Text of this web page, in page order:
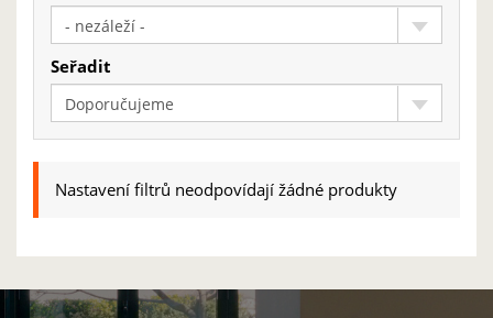
- nezáleží -
Seřadit
Doporučujeme
Nastavení filtrů neodpovídají žádné produkty